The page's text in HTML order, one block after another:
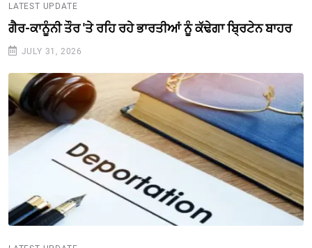
LATEST UPDATE
ਗੈਰ-ਕਾਨੂੰਨੀ ਤੌਰ 'ਤੇ ਰਹਿ ਰਹੇ ਭਾਰਤੀਆਂ ਨੂੰ ਕੱਢੇਗਾ ਬ੍ਰਿਟੇਨ ਬਾਹਰ
JULY 31, 2026